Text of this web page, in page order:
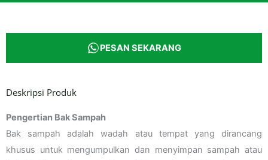
PESAN SEKARANG
Deskripsi Produk
Pengertian Bak Sampah
Bak sampah adalah wadah atau tempat yang dirancang
khusus untuk mengumpulkan dan menyimpan sampah atau